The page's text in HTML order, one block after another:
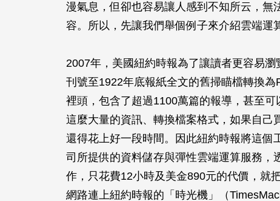
漫氣息，但卻也容易讓人感到不知所云，無
容。所以，先讓我們舉個例子來介紹雲端運
2007年，美國紐約時報為了讓讀者更容易
刊號至1922年底報紙全文的舊掃瞄檔轉換
裡頭，包含了超過1100萬篇的報導，甚至
這麼大量的資訊、轉換檔案格式，如果自己
還得花上好一段時間。因此紐約時報將這個
司所提供的資料儲存與彈性雲端運算服務，
作，只花費12小時及美金890元的代價，就
網路連上紐約時報的「時光機」（